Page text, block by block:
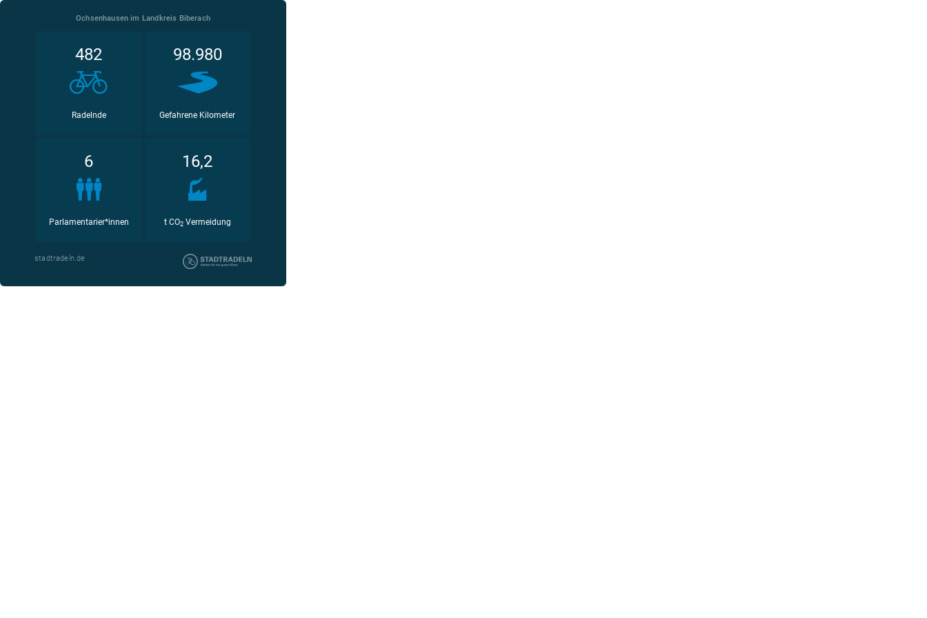
Ochsenhausen im Landkreis Biberach
482
Radelnde
98.980
Gefahrene Kilometer
6
Parlamentarier*innen
16,2
t CO2Vermeidung
stadtradeln.de